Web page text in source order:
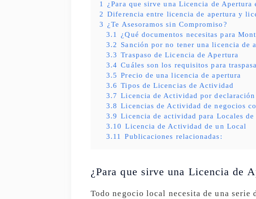
1
¿Para que sirve una Licencia de Apertura
2 Diferencia entre licencia de apertura y
3 ¿Te Asesoramos sin Compromiso?
3.1
¿Qué documentos necesitas para
3.2 Sanción por no tener una licencia de
3.3 Traspaso de Licencia de Apertura
3.4 Cuáles son los requisitos para
3.5 Precio de una licencia de apertura
3.6 Tipos de Licencias de Actividad
3.7 Licencia de Actividad por declaración
3.8 Licencias de Actividad de negocios
3.9 Licencia de actividad para Locales
3.10 Licencia de Actividad de un Local
3.11
Publicaciones relacionadas:
¿Para que sirve una Licencia de
Todo negocio local necesita de una